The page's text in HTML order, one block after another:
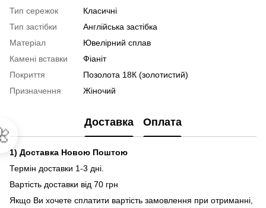
Тип сережок
Класичні
Тип застібки
Англійська застібка
Матеріал
Ювелірний сплав
Камені вставки
Фіаніт
Покриття
Позолота 18К (золотистий)
Призначення
Жіночий
Доставка Оплата
1) Доставка Новою Поштою
Термін доставки 1-3 дні.
Вартість доставки від 70 грн
Якщо Ви хочете сплатити вартість замовлення при отриманні,